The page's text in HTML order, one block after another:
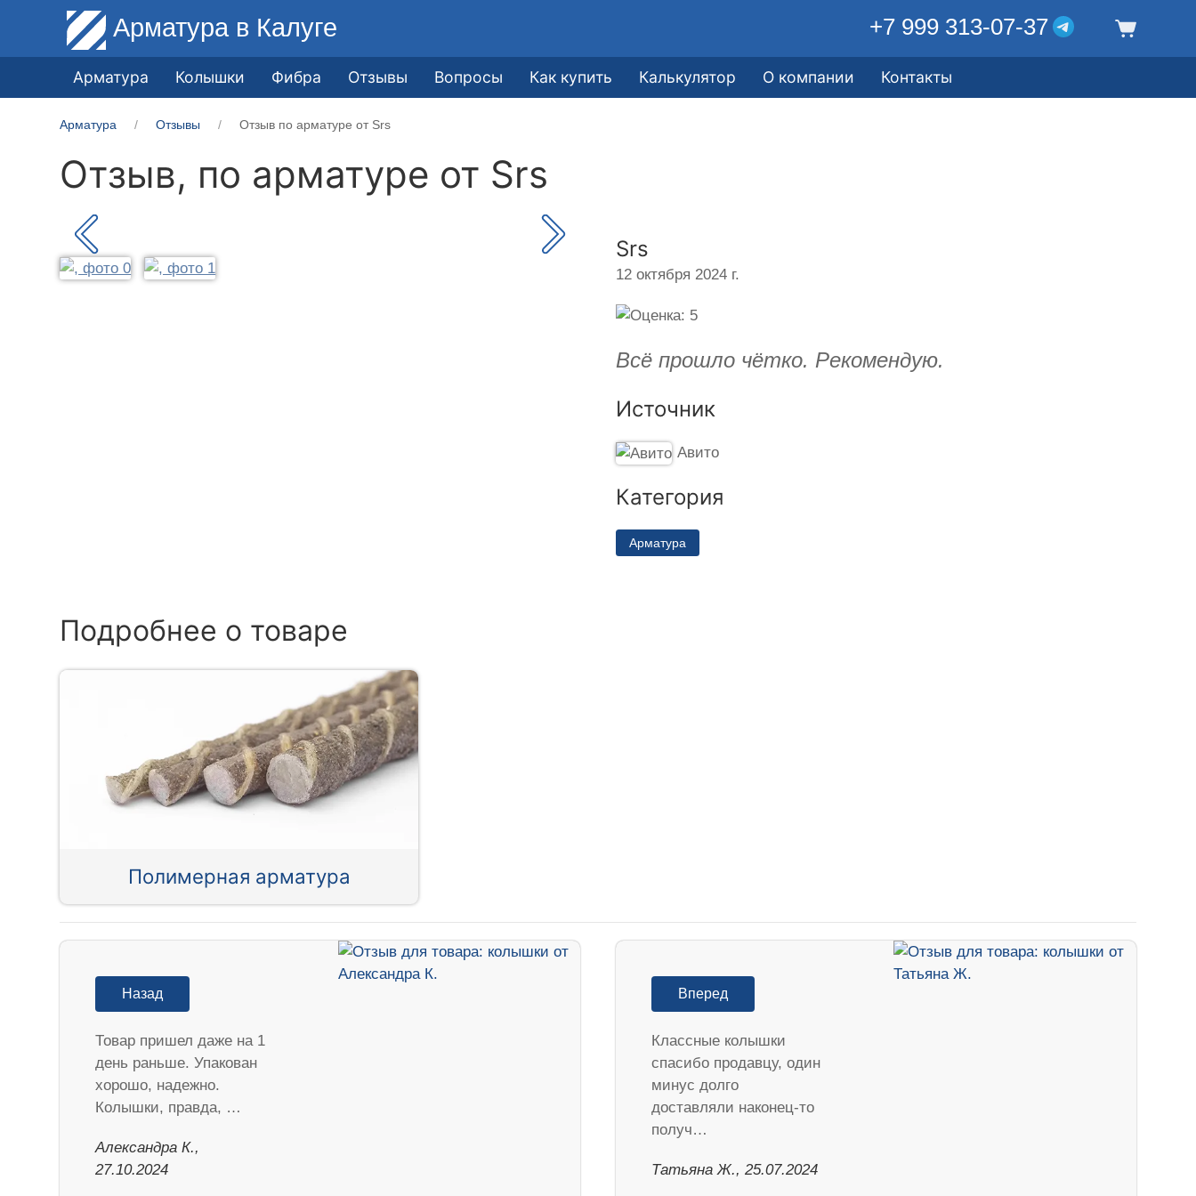
Арматура в Калуге +7 999 313-07-37
Арматура Колышки Фибра Отзывы Вопросы Как купить Калькулятор О компании Контакты
Арматура Отзывы Отзыв по арматуре от Srs
Отзыв, по арматуре от Srs
Srs
12 октября 2024 г.
Всё прошло чётко. Рекомендую.
Источник
Авито
Категория
Арматура
Подробнее о товаре
Полимерная арматура
Назад
Товар пришел даже на 1
день раньше. Упакован
хорошо, надежно.
Колышки, правда, …
Александра К.,
27.10.2024
Вперед
Классные колышки
спасибо продавцу, один
минус долго
доставляли наконец-то
получ…
Татьяна Ж., 25.07.2024